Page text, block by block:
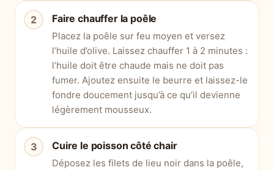
Faire chauffer la poêle
Placez la poêle sur feu moyen et versez
l’huile d’olive. Laissez chauffer 1 à 2 minutes :
l’huile doit être chaude mais ne doit pas
fumer. Ajoutez ensuite le beurre et laissez-le
fondre doucement jusqu’à ce qu’il devienne
légèrement mousseux.
Cuire le poisson côté chair
Déposez les filets de lieu noir dans la poêle,